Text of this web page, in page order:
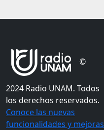
©
2024 Radio UNAM. Todos
los derechos reservados.
Conoce las nuevas
funcionalidades y mejoras